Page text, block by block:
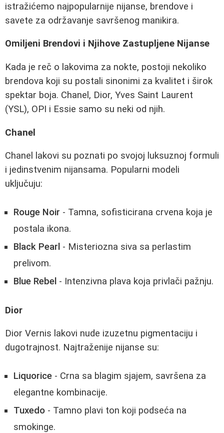
istražićemo najpopularnije nijanse, brendove i
savete za održavanje savršenog manikira.
Omiljeni Brendovi i Njihove Zastupljene Nijanse
Kada je reč o lakovima za nokte, postoji nekoliko
brendova koji su postali sinonimi za kvalitet i širok
spektar boja. Chanel, Dior, Yves Saint Laurent
(YSL), OPI i Essie samo su neki od njih.
Chanel
Chanel lakovi su poznati po svojoj luksuznoj formuli
i jedinstvenim nijansama. Popularni modeli
uključuju:
Rouge Noir - Tamna, sofisticirana crvena koja je
postala ikona.
Black Pearl - Misteriozna siva sa perlastim
prelivom.
Blue Rebel - Intenzivna plava koja privlači pažnju.
Dior
Dior Vernis lakovi nude izuzetnu pigmentaciju i
dugotrajnost. Najtraženije nijanse su:
Liquorice - Crna sa blagim sjajem, savršena za
elegantne kombinacije.
Tuxedo - Tamno plavi ton koji podseća na
smokinge.